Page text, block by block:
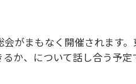
がまもなく開催されます
か、について話し合う予定